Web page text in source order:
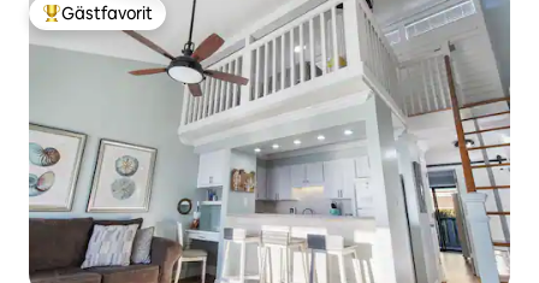
Populär gästfavorit
Gästfavorit